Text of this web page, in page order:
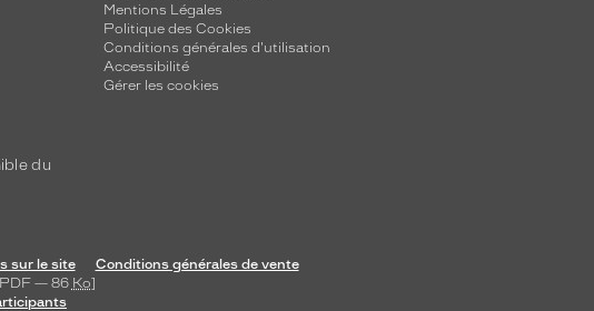
Mentions Légales
Politique des Cookies
Conditions générales d'utilisation
Accessibilité
Gérer les cookies
du
sur le site
Conditions générales de vente
— 86 Ko]